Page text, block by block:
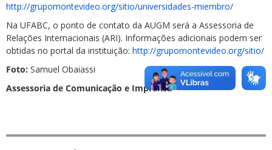
http://grupomontevideo.org/sitio/universidades-miembro/
Na UFABC, o ponto de contato da AUGM será a Assessoria de
Relações Internacionais (ARI). Informações adicionais podem ser
obtidas no portal da instituição: http://grupomontevideo.org/sitio/
Foto: Samuel Obaiassi
Assessoria de Comunicação e Imprensa